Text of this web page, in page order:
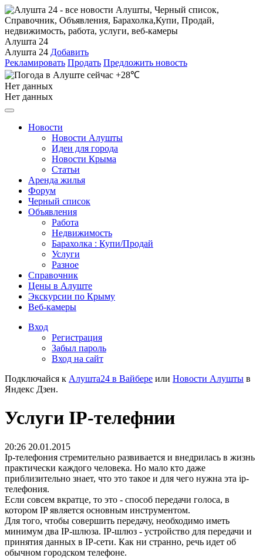
Алушта 24
Алушта 24 Добавить
Рекламировать Продать Предложить новость
+28℃
Нет данных
Нет данных
Новости
Новости Алушты
Идеи для города
Новости Крыма
Статьи
Аренда жилья
Форум
Черный список
Объявления
Работа
Недвижимость
Барахолка : Купи/Продай
Услуги
Разное
Справочник
Цены в Алуште
Экскурсии по Крыму
Веб-камеры
Вход
Регистрация
Забыл пароль
Вход на сайт
Подключайся к Алушта24 в Вайбере или Новости Алушты в
Яндекс Дзен.
Услуги IP-телефнии
20:26 20.01.2015
Ip-телефония стремительно развивается и внедрилась в жизнь
практически каждого человека. Но мало кто даже
приблизительно знает, что это такое и для чего нужна эта ip-
телефония.
Если совсем вкратце, то это - способ передачи голоса, в
котором IP является основным инструментом.
Для того, чтобы совершить передачу, необходимо иметь
минимум два IP-шлюза. IP-шлюз - устройство для передачи и
принятия данных в IP-сети. Как ни странно, речь идет об
обычном городском телефоне.